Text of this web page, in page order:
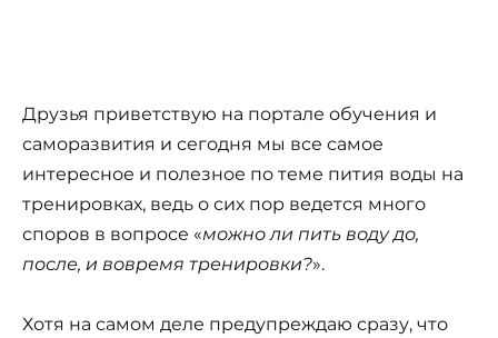
Друзья приветствую на портале обучения и
саморазвития и сегодня мы все самое
интересное и полезное по теме пития воды на
тренировках, ведь о сих пор ведется много
споров в вопросе «можно ли пить воду до,
после, и вовремя тренировки?».
Хотя на самом деле предупреждаю сразу, что